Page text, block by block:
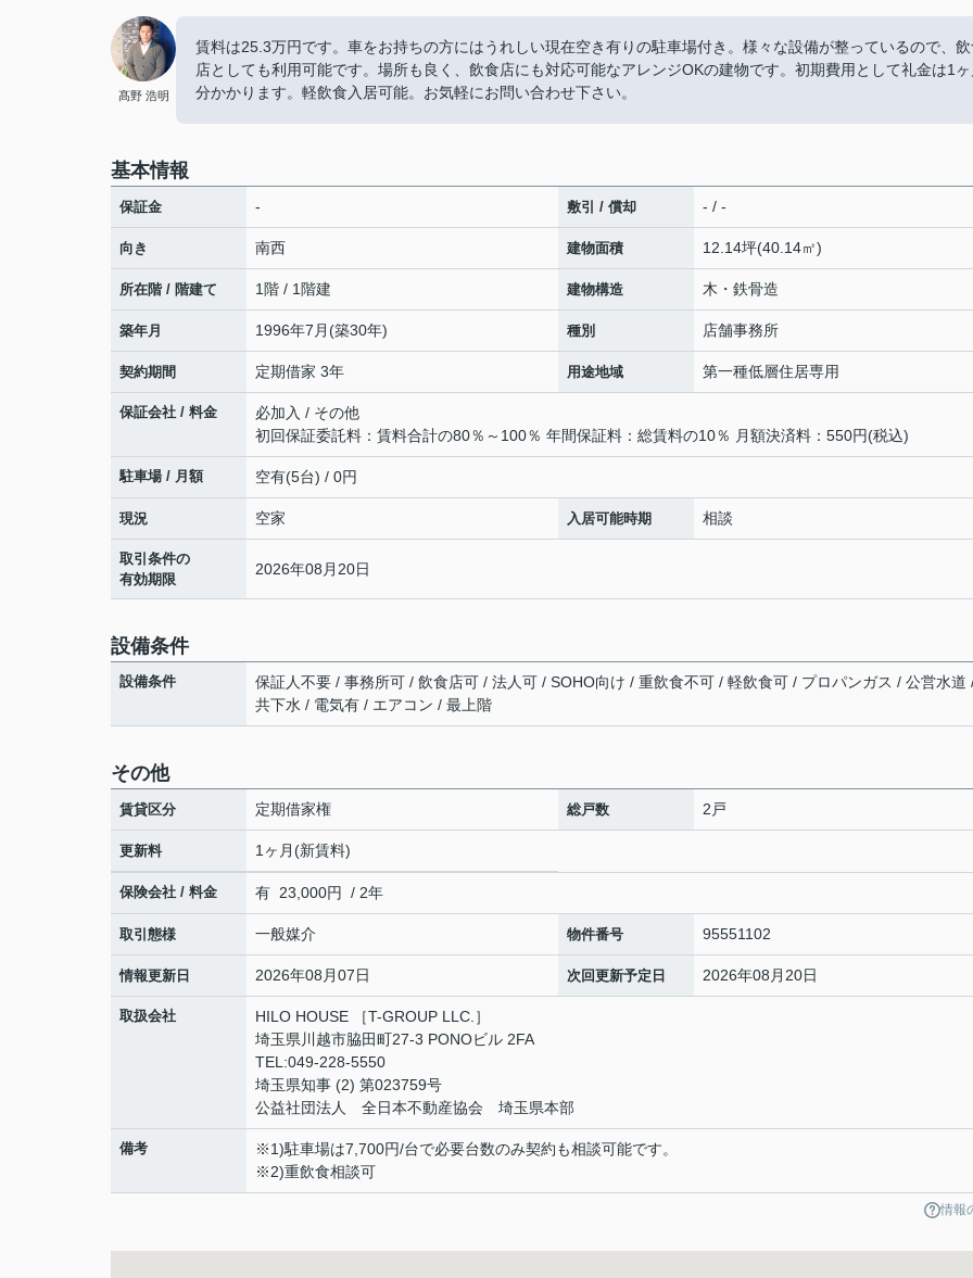
髙野 浩明
賃料は25.3万円です。車をお持ちの方にはうれしい現在空き有りの駐車場付き。様々な設備が整っているので、
店としても利用可能です。場所も良く、飲食店にも対応可能なアレンジOKの建物です。初期費用として礼金は1
分かかります。軽飲食入居可能。お気軽にお問い合わせ下さい。
基本情報
保証金 - 敷引 / 償却 - / -
向き 南西 建物面積 12.14坪(40.14㎡)
所在階 / 階建て 1階 / 1階建 建物構造 木・鉄骨造
築年月 1996年7月(築30年) 種別 店舗事務所
契約期間 定期借家 3年 用途地域 第一種低層住居専用
保証会社 / 料金
必加入 / その他
初回保証委託料：賃料合計の80％～100％ 年間保証料：総賃料の10％ 月額決済料：550円(税込)
駐車場 / 月額 空有(5台) / 0円
現況 空家 入居可能時期 相談
取引条件の
有効期限
2026年08月20日
設備条件
設備条件
保証人不要 / 事務所可 / 飲食店可 / 法人可 / SOHO向け / 重飲食不可 / 軽飲食可 / プロパンガス / 公営水道
共下水 / 電気有 / エアコン / 最上階
その他
賃貸区分 定期借家権 総戸数 2戸
更新料 1ヶ月(新賃料)
保険会社 / 料金 有 23,000円 / 2年
取引態様 一般媒介 物件番号 95551102
情報更新日 2026年08月07日 次回更新予定日 2026年08月20日
取扱会社
HILO HOUSE ［T-GROUP LLC.］
埼玉県川越市脇田町27-3 PONOビル 2FA
TEL:049-228-5550
埼玉県知事 (2) 第023759号
公益社団法人 全日本不動産協会 埼玉県本部
備考
※1)駐車場は7,700円/台で必要台数のみ契約も相談可能です。
※2)重飲食相談可
情報